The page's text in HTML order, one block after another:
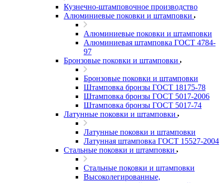
Кузнечно-штамповочное производство
Алюминиевые поковки и штамповки
Алюминиевые поковки и штамповки
Алюминиевая штамповка ГОСТ 4784-
97
Бронзовые поковки и штамповки
Бронзовые поковки и штамповки
Штамповка бронзы ГОСТ 18175-78
Штамповка бронзы ГОСТ 5017-2006
Штамповка бронзы ГОСТ 5017-74
Латунные поковки и штамповки
Латунные поковки и штамповки
Латунная штамповка ГОСТ 15527-2004
Стальные поковки и штамповки
Стальные поковки и штамповки
Высоколегированные,